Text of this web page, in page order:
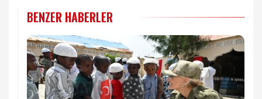
BENZER HABERLER